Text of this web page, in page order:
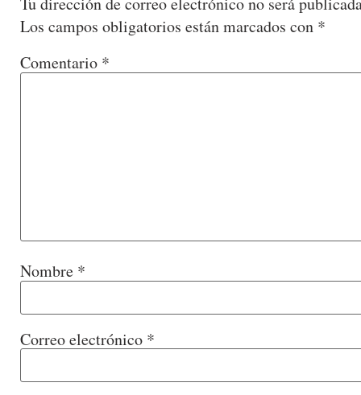
Los campos obligatorios están marcados con *
Comentario *
Nombre *
Correo electrónico *